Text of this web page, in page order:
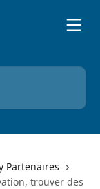
Partenaires
trouver des